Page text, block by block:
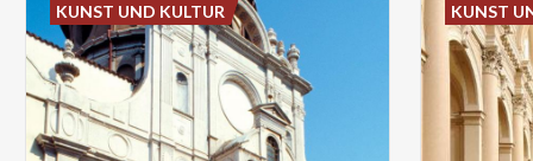
KUNST UND KULTUR KUNST